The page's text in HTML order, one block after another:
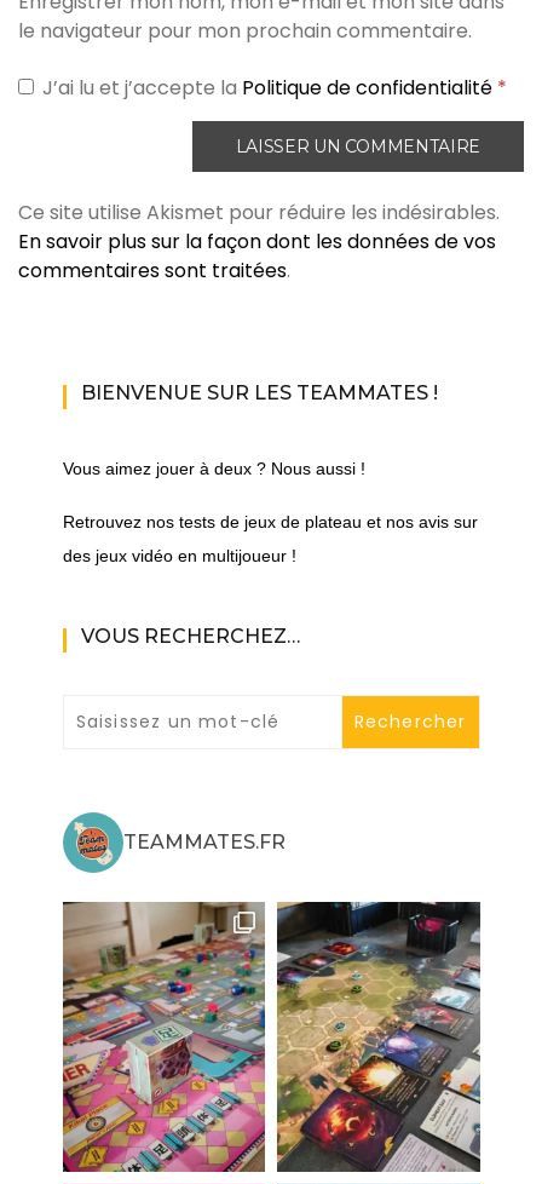
le navigateur pour mon prochain commentaire.
J’ai lu et j’accepte la Politique de confidentialité *
Ce site utilise Akismet pour réduire les indésirables.
En savoir plus sur la façon dont les données de vos
commentaires sont traitées.
BIENVENUE SUR LES TEAMMATES !
Vous aimez jouer à deux ? Nous aussi !
Retrouvez nos tests de jeux de plateau et nos avis sur
des jeux vidéo en multijoueur !
VOUS RECHERCHEZ…
TEAMMATES.FR